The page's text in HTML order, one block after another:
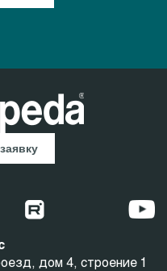
дом 4, строение 1